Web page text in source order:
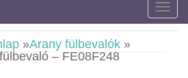
»Arany fülbevalók »
– FE08F248